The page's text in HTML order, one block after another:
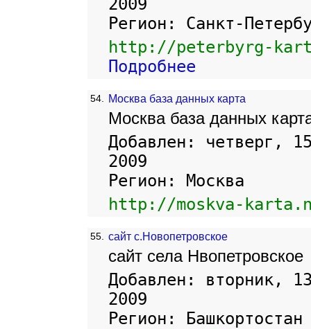
2009
Регион: Санкт-
http://peterbyrg-
Подробнее
54. Москва база данных карта
Москва база данных
Добавлен: четверг,
2009
Регион: Москва
http://moskva-
55. сайт с.Новопетровское
сайт села Нвопетровское
Добавлен: вторник,
2009
Регион: Башкортостан